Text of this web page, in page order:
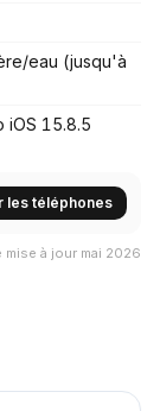
eau (jusqu'à
iOS 15.8.5
les téléphones
mise à jour mai 2026